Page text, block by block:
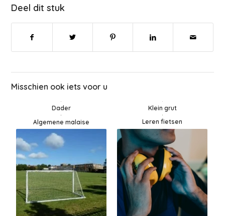
Deel dit stuk
Misschien ook iets voor u
Dader
Klein grut
Algemene malaise
Leren fietsen